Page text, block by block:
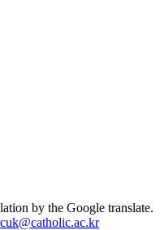
by the Google translate.